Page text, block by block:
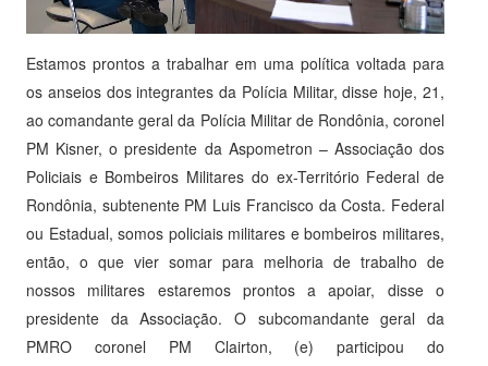
Estamos prontos a trabalhar em uma política voltada para
os anseios dos integrantes da Polícia Militar, disse hoje, 21,
ao comandante geral da Polícia Militar de Rondônia, coronel
PM Kisner, o presidente da Aspometron – Associação dos
Policiais e Bombeiros Militares do ex-Território Federal de
Rondônia, subtenente PM Luis Francisco da Costa. Federal
ou Estadual, somos policiais militares e bombeiros militares,
então, o que vier somar para melhoria de trabalho de
nossos militares estaremos prontos a apoiar, disse o
presidente da Associação. O subcomandante geral da
PMRO coronel PM Clairton, (e) participou do